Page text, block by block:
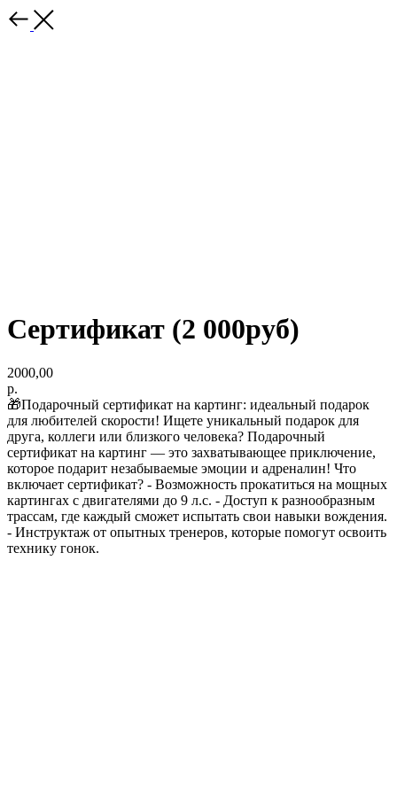
Сертификат (2 000руб)
2000,00
р.
🎁Подарочный сертификат на картинг: идеальный подарок
для любителей скорости! Ищете уникальный подарок для
друга, коллеги или близкого человека? Подарочный
сертификат на картинг — это захватывающее приключение,
которое подарит незабываемые эмоции и адреналин! Что
включает сертификат? - Возможность прокатиться на мощных
картингах с двигателями до 9 л.с. - Доступ к разнообразным
трассам, где каждый сможет испытать свои навыки вождения.
- Инструктаж от опытных тренеров, которые помогут освоить
технику гонок.